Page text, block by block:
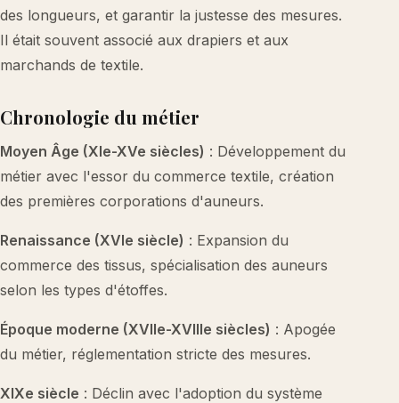
des longueurs, et garantir la justesse des mesures.
Il était souvent associé aux drapiers et aux
marchands de textile.
Chronologie du métier
Moyen Âge (XIe-XVe siècles) : Développement du
métier avec l'essor du commerce textile, création
des premières corporations d'auneurs.
Renaissance (XVIe siècle) : Expansion du
commerce des tissus, spécialisation des auneurs
selon les types d'étoffes.
Époque moderne (XVIIe-XVIIIe siècles) : Apogée
du métier, réglementation stricte des mesures.
XIXe siècle : Déclin avec l'adoption du système